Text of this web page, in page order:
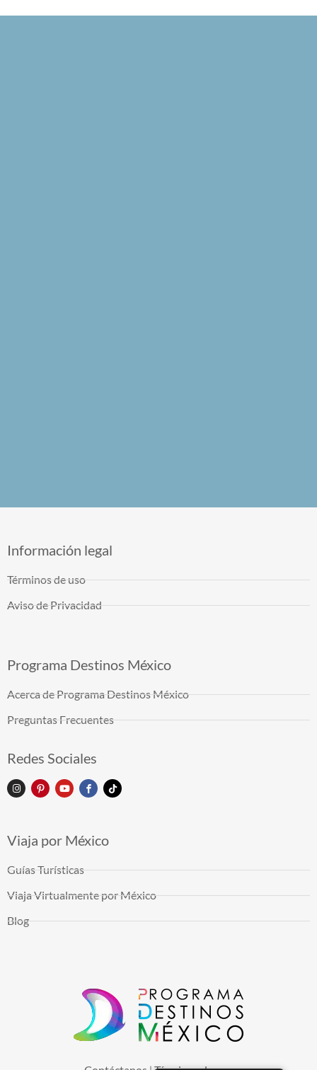
Información legal
Términos de uso
Aviso de Privacidad
Programa Destinos México
Acerca de Programa Destinos México
Preguntas Frecuentes
Redes Sociales
Viaja por México
Guías Turísticas
Viaja Virtualmente por México
Blog